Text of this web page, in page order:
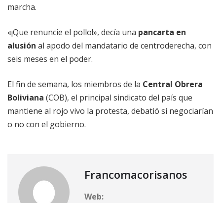
marcha.
«¡Que renuncie el pollo!», decía una pancarta en
alusión al apodo del mandatario de centroderecha, con
seis meses en el poder.
El fin de semana, los miembros de la Central Obrera
Boliviana (COB), el principal sindicato del país que
mantiene al rojo vivo la protesta, debatió si negociarían
o no con el gobierno.
Francomacorisanos
Web: